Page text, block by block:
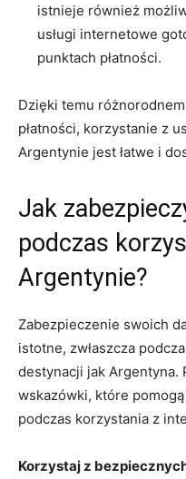
istnieje również
usługi internetowe
punktach płatności.
Dzięki temu
płatności, korzystanie z
Argentynie jest łatwe i
Jak
podczas
Argentynie?
Zabezpieczenie swoich
istotne, zwłaszcza
destynacji jak Argentyna.
wskazówki, które
podczas korzystania z
Korzystaj z